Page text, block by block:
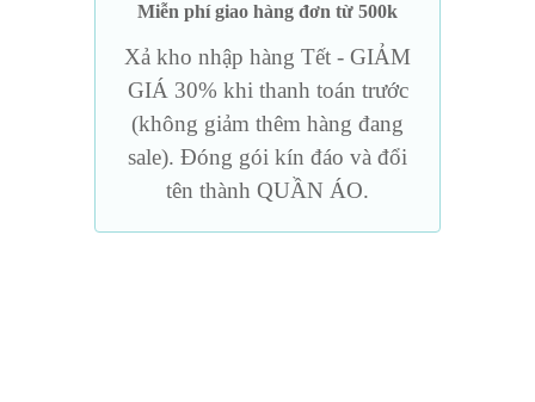
Miễn phí giao hàng đơn từ 500k
Xả kho nhập hàng Tết - GIẢM
GIÁ 30% khi thanh toán trước
(không giảm thêm hàng đang
sale). Đóng gói kín đáo và đổi
tên thành QUẦN ÁO.